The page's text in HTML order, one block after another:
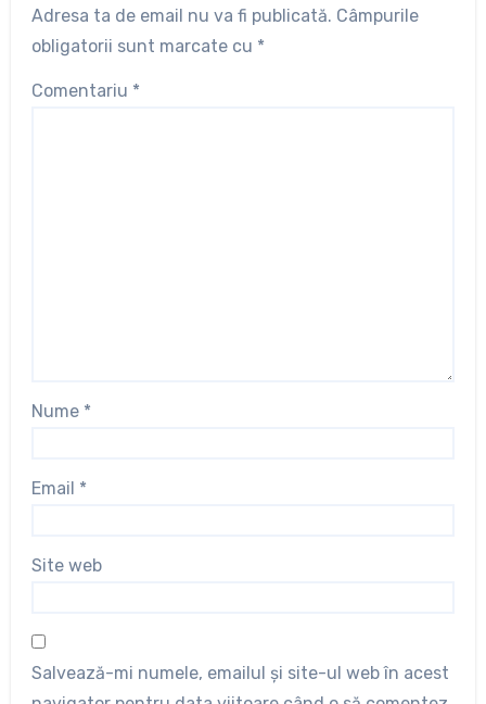
Adresa ta de email nu va fi publicată. Câmpurile
obligatorii sunt marcate cu *
Comentariu *
Nume *
Email *
Site web
Salvează-mi numele, emailul și site-ul web în acest